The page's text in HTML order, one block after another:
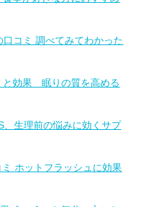
コミ 調べてみてわかった
と効果 眠りの質を高める
、生理前の悩みに効くサプ
ホットフラッシュに効果